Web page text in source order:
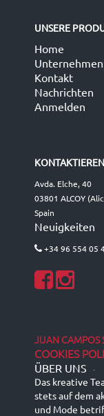
UNSERE
Home
Unternehmen
Kontakt
Nachrichten
Anmelden
Avda. Elche, 40
03801 ALCOY
Spain
Neuigkeiten
+34 96 554 05
JUAN CAMPOS
COOKIES
ÜBER UNS -
Das kreative
stets auf dem
und Mode